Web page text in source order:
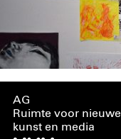
AG
Ruimte voor nieuwe
kunst en media